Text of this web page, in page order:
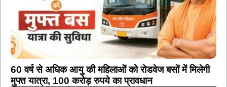
60 वर्ष से अधिक आयु की महिलाओं को रोडवेज बसों में मिलेगी
मुफ्त यात्रा, 100 करोड़ रुपये का प्रावधान